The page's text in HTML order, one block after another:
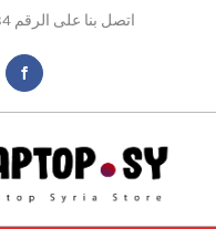
اتصل بنا على الرقم 0968041984